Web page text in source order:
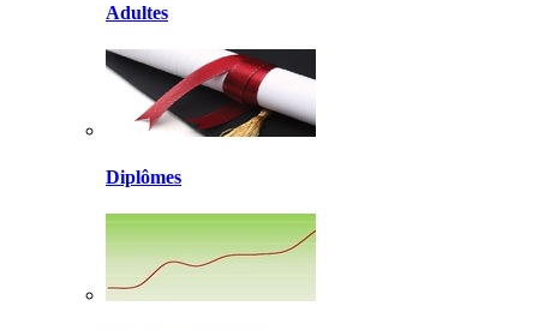
Adultes
Diplômes